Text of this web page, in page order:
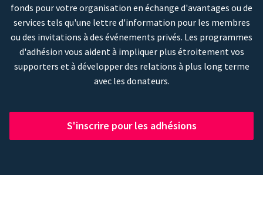
fonds pour votre organisation en échange d'avantages ou de
services tels qu'une lettre d'information pour les membres
ou des invitations à des événements privés. Les programmes
d'adhésion vous aident à impliquer plus étroitement vos
supporters et à développer des relations à plus long terme
avec les donateurs.
S'inscrire pour les adhésions